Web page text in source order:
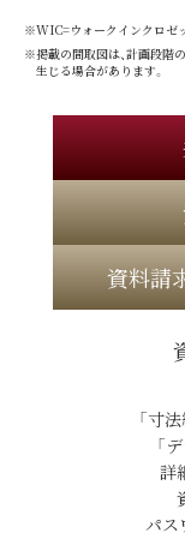
※WIC=ウォークインクロ
※掲載の間取図は、計画段階
生じる場合があります。
資料請
「寸
「
詳
パス